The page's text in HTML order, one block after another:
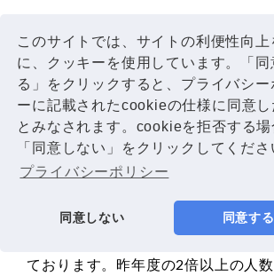
このサイトでは、サイトの利便性向上
に、クッキーを使用しています。「同
る」をクリックすると、プライバシー
ーに記載されたcookieの仕様に同意し
とみなされます。cookieを拒否する場
「同意しない」をクリックしてくださ
プライバシーポリシー
同意しない 同意する
リクルート レポート
2022.08.16
【令和5年度 e-Grid 内定者
しました】
今年も、やる気と元気に満ちた17名
ております。昨年度の2倍以上の人